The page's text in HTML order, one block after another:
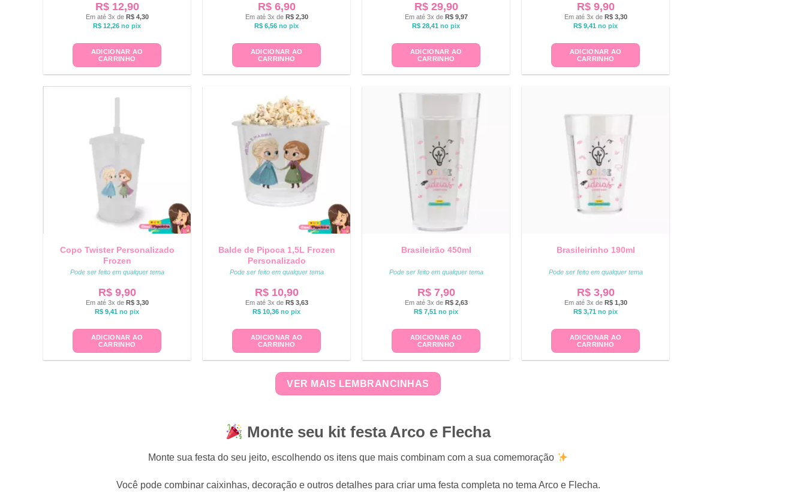
R$12,90
Em até 3x de R$4,30
R$ 12,26 no pix
ADICIONAR AO
CARRINHO
R$6,90
Em até 3x de R$2,30
R$ 6,56 no pix
ADICIONAR AO
CARRINHO
R$29,90
Em até 3x de R$9,97
R$ 28,41 no pix
ADICIONAR AO
CARRINHO
R$9,90
Em até 3x de R$3,30
R$ 9,41 no pix
ADICIONAR AO
CARRINHO
Copo Twister Personalizado
Frozen
Pode ser feito em qualquer tema
R$9,90
Em até 3x de R$3,30
R$ 9,41 no pix
ADICIONAR AO
CARRINHO
Balde de Pipoca 1,5L Frozen
Personalizado
Pode ser feito em qualquer tema
R$10,90
Em até 3x de R$3,63
R$ 10,36 no pix
ADICIONAR AO
CARRINHO
Brasileirão 450ml
Pode ser feito em qualquer tema
R$7,90
Em até 3x de R$2,63
R$ 7,51 no pix
ADICIONAR AO
CARRINHO
Brasileirinho 190ml
Pode ser feito em qualquer tema
R$3,90
Em até 3x de R$1,30
R$ 3,71 no pix
ADICIONAR AO
CARRINHO
VER MAIS LEMBRANCINHAS
Monte seu kit festa Arco e Flecha
Monte sua festa do seu jeito, escolhendo os itens que mais combinam com a sua comemoração
Você pode combinar caixinhas, decoração e outros detalhes para criar uma festa completa no tema Arco e Flecha.